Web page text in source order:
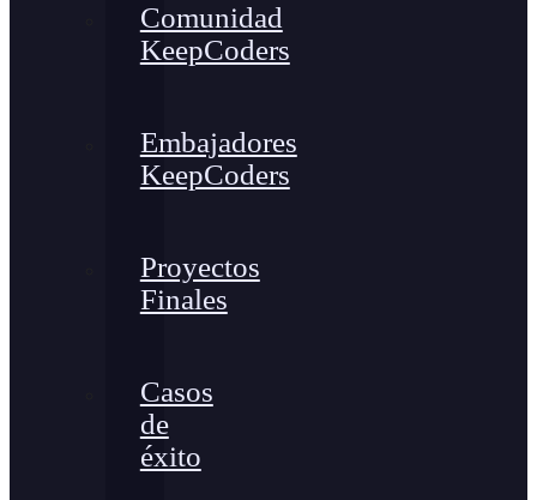
Comunidad
KeepCoders
Embajadores
KeepCoders
Proyectos
Finales
Casos
de
éxito